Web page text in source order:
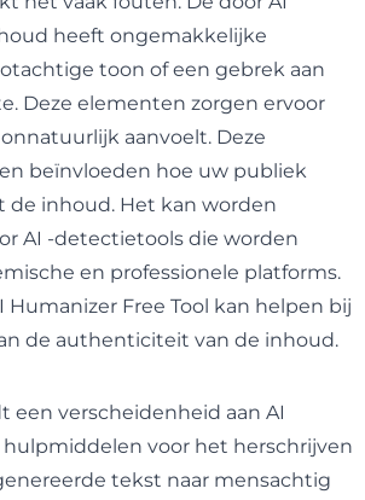
heeft ongemakkelijke
toon of een gebrek aan
Deze elementen zorgen ervoor
aanvoelt. Deze
beïnvloeden hoe uw publiek
de inhoud. Het kan worden
AI -detectietools die worden
en professionele platforms.
Humanizer Free Tool kan helpen bij
de authenticiteit van de inhoud.
een verscheidenheid aan AI
hulpmiddelen voor het herschrijven
tekst naar mensachtig